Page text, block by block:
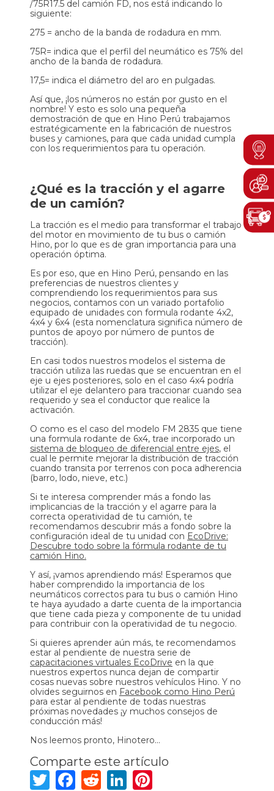
/75R17.5 del camión FD, nos está indicando lo
siguiente:
275 = ancho de la banda de rodadura en mm.
75R= indica que el perfil del neumático es 75% del
ancho de la banda de rodadura.
17,5= indica el diámetro del aro en pulgadas.
Así que, ¡los números no están por gusto en el
nombre! Y esto es solo una pequeña
demostración de que en Hino Perú trabajamos
estratégicamente en la fabricación de nuestros
buses y camiones, para que cada unidad cumpla
con los requerimientos para tu operación.
¿Qué es la tracción y el agarre
de un camión?
La tracción es el medio para transformar el trabajo
del motor en movimiento de tu bus o camión
Hino, por lo que es de gran importancia para una
operación óptima.
Es por eso, que en Hino Perú, pensando en las
preferencias de nuestros clientes y
comprendiendo los requerimientos para sus
negocios, contamos con un variado portafolio
equipado de unidades con formula rodante 4x2,
4x4 y 6x4 (esta nomenclatura significa número de
puntos de apoyo por número de puntos de
tracción).
En casi todos nuestros modelos el sistema de
tracción utiliza las ruedas que se encuentran en el
eje u ejes posteriores, solo en el caso 4x4 podría
utilizar el eje delantero para traccionar cuando sea
requerido y sea el conductor que realice la
activación.
O como es el caso del modelo FM 2835 que tiene
una formula rodante de 6x4, trae incorporado un
sistema de bloqueo de diferencial entre ejes, el
cual le permite mejorar la distribución de tracción
cuando transita por terrenos con poca adherencia
(barro, lodo, nieve, etc.)
Si te interesa comprender más a fondo las
implicancias de la tracción y el agarre para la
correcta operatividad de tu camión, te
recomendamos descubrir más a fondo sobre la
configuración ideal de tu unidad con EcoDrive:
Descubre todo sobre la fórmula rodante de tu
camión Hino.
Y así, ¡vamos aprendiendo más! Esperamos que
haber comprendido la importancia de los
neumáticos correctos para tu bus o camión Hino
te haya ayudado a darte cuenta de la importancia
que tiene cada pieza y componente de tu unidad
para contribuir con la operatividad de tu negocio.
Si quieres aprender aún más, te recomendamos
estar al pendiente de nuestra serie de
capacitaciones virtuales EcoDrive en la que
nuestros expertos nunca dejan de compartir
cosas nuevas sobre nuestros vehículos Hino. Y no
olvides seguirnos en Facebook como Hino Perú
para estar al pendiente de todas nuestras
próximas novedades ¡y muchos consejos de
conducción más!
Nos leemos pronto, Hinotero...
Comparte este artículo
Twitter
Facebook
RedditLinkedIn